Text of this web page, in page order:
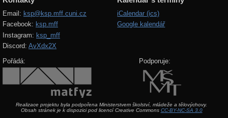
Výsledky
Zadání 2. série
Řešení
Výsledky
Zadání 1. série
Řešení
Email: ksp@ksp.mff.cuni.cz
Facebook: ksp.mff
Instagram: ksp_mff
Discord: AvXdx2X
iCalendar (ics)
Google kalendář
Pořádá: Podporuje:
Realizace projektu byla podpořena Ministerstvem školství, mládeže a tělovýchovy.
Obsah stránek je k dispozici pod licencí Creative Commons CC-BY-NC-SA 3.0